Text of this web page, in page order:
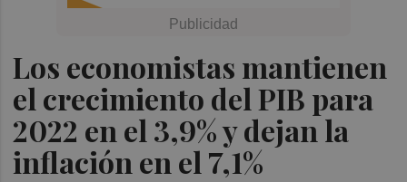
Los economistas mantienen
el crecimiento del PIB para
2022 en el 3,9% y dejan la
inflación en el 7,1%